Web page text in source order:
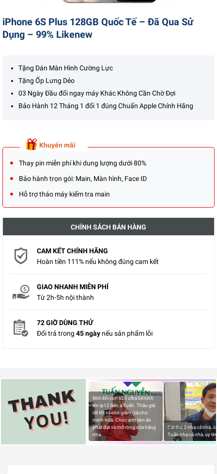
iPhone 6S Plus 128GB Quốc Tế – Đã Qua Sử
Dụng – 99% Likenew
Tặng Dán Màn Hình Cường Lực
Tặng Ốp Lưng Dẻo
03 Ngày Đầu đổi ngay máy Khác Không Cần Chờ Đợi
Bảo Hành 12 Tháng 1 đổi 1 đúng Chuẩn Apple Chính Hãng
Khuyến mãi
Thay pin miễn phí khi dung lượng dưới 80%
Bảo hành trọn gói: Main, Màn hình, Face ID
Hỗ trợ tháo máy kiểm tra main
CHÍNH SÁCH BÁN HÀNG
CAM KẾT CHÍNH HÃNG
Hoàn tiền 111% nếu không đúng cam kết
GIAO NHANH MIỄN PHÍ
Từ 2h-5h nội thành
72 GIỜ DÙNG THỬ
Đổi trả trong 45 ngày nếu sản phẩm lỗi
Mới đổi con s20 ultra bể kính
lên ip12 bên a Tuấn. Thâu giá
rất tốt và còn giảm giá cho
mình nữa. Chúc anh làm ăn
phát đạt và mở rộng cửa hàng
nha.
Cái thứ 3 nha cả nhà,
Tuấn nha cả nhà, uy